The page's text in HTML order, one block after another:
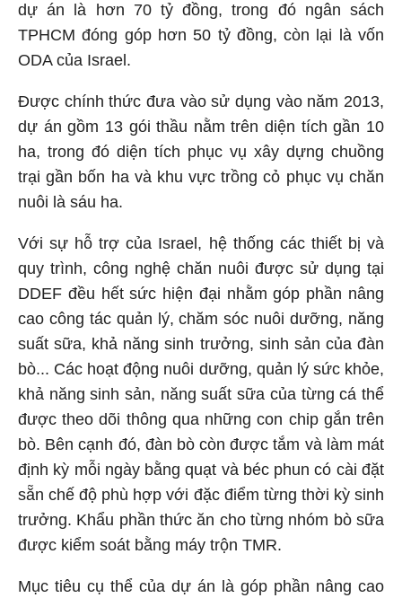
dự án là hơn 70 tỷ đồng, trong đó ngân sách
TPHCM đóng góp hơn 50 tỷ đồng, còn lại là vốn
ODA của Israel.
Được chính thức đưa vào sử dụng vào năm 2013,
dự án gồm 13 gói thầu nằm trên diện tích gần 10
ha, trong đó diện tích phục vụ xây dựng chuồng
trại gần bốn ha và khu vực trồng cỏ phục vụ chăn
nuôi là sáu ha.
Với sự hỗ trợ của Israel, hệ thống các thiết bị và
quy trình, công nghệ chăn nuôi được sử dụng tại
DDEF đều hết sức hiện đại nhằm góp phần nâng
cao công tác quản lý, chăm sóc nuôi dưỡng, năng
suất sữa, khả năng sinh trưởng, sinh sản của đàn
bò... Các hoạt động nuôi dưỡng, quản lý sức khỏe,
khả năng sinh sản, năng suất sữa của từng cá thể
được theo dõi thông qua những con chip gắn trên
bò. Bên cạnh đó, đàn bò còn được tắm và làm mát
định kỳ mỗi ngày bằng quạt và béc phun có cài đặt
sẵn chế độ phù hợp với đặc điểm từng thời kỳ sinh
trưởng. Khẩu phần thức ăn cho từng nhóm bò sữa
được kiểm soát bằng máy trộn TMR.
Mục tiêu cụ thể của dự án là góp phần nâng cao